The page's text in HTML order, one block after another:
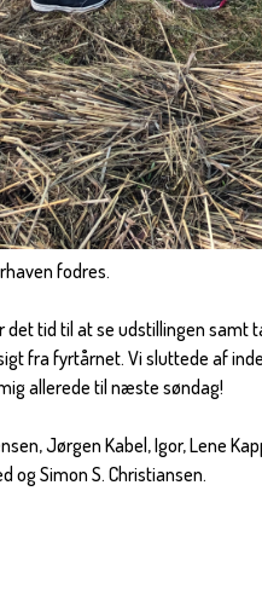
fodres.
det tid til at se udstillingen samt
fra fyrtårnet. Vi sluttede af
allerede til næste søndag!
Jørgen Kabel, Igor, Lene
og Simon S. Christiansen.